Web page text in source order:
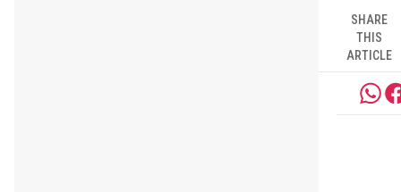
SHARE
THIS
ARTICLE